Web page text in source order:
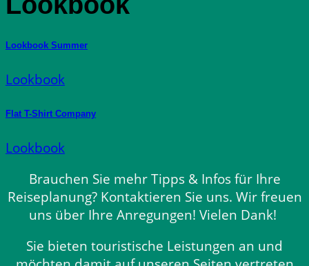
Lookbook Summer
Lookbook
Flat T-Shirt Company
Lookbook
Brauchen Sie mehr Tipps & Infos für Ihre
Reiseplanung? Kontaktieren Sie uns. Wir freuen
uns über Ihre Anregungen! Vielen Dank!
Sie bieten touristische Leistungen an und